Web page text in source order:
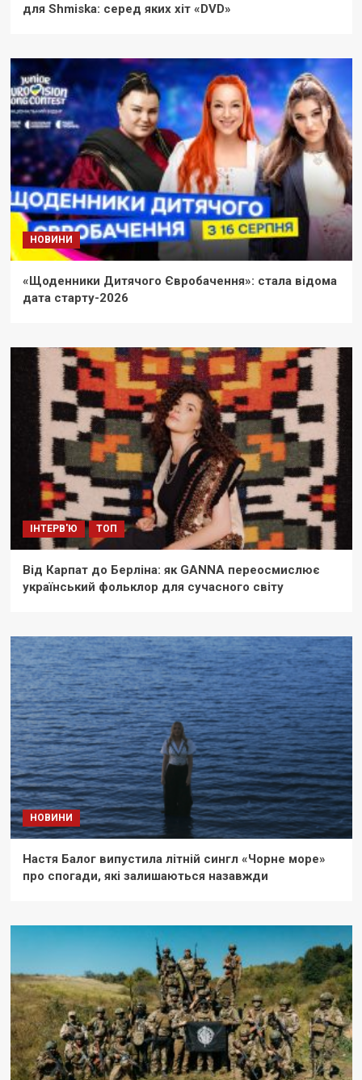
для Shmiska: серед яких хіт «DVD»
НОВИНИ
«Щоденники Дитячого Євробачення»: стала відома
дата старту-2026
ІНТЕРВ'Ю ТОП
Від Карпат до Берліна: як GANNA переосмислює
український фольклор для сучасного світу
НОВИНИ
Настя Балог випустила літній сингл «Чорне море»
про спогади, які залишаються назавжди